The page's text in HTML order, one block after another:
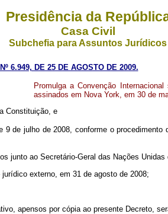
Presidência da
Casa Civil
Subchefia para Assuntos Jurídicos
6.949, DE 25 DE AGOSTO DE 2009.
Promulga a Convenção
assinados em Nova York, em 30 de
Constituição, e
9 de julho de 2008, conforme o procedimento
junto ao Secretário-Geral das Nações Unidas
externo, em 31 de agosto de 2008;
apensos por cópia ao presente Decreto,